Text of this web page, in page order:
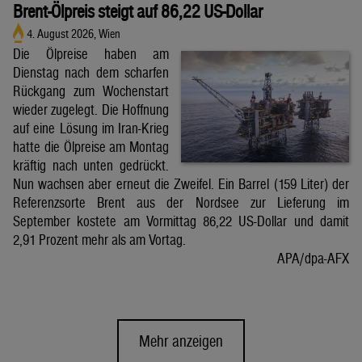
Brent-Ölpreis steigt auf 86,22 US-Dollar
4. August 2026, Wien
Die Ölpreise haben am
Dienstag nach dem scharfen
Rückgang zum Wochenstart
wieder zugelegt. Die Hoffnung
auf eine Lösung im Iran-Krieg
hatte die Ölpreise am Montag
kräftig nach unten gedrückt.
Nun wachsen aber erneut die Zweifel. Ein Barrel (159 Liter) der
Referenzsorte Brent aus der Nordsee zur Lieferung im
September kostete am Vormittag 86,22 US-Dollar und damit
2,91 Prozent mehr als am Vortag.
APA/dpa-AFX
Mehr anzeigen